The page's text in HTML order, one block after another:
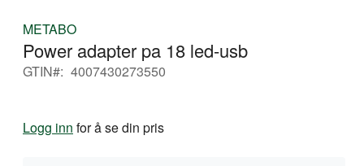
begynnelsen
METABO
Power adapter pa 18 led-usb
GTIN 4007430273550
Logg inn for å se din pris